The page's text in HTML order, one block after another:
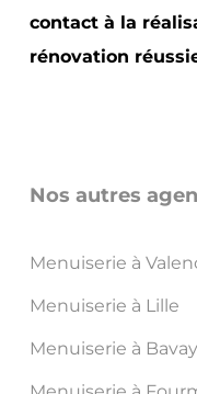
contact à la
rénovation
Nos autres
Menuiserie à
Menuiserie à Lille
Menuiserie à Bavay